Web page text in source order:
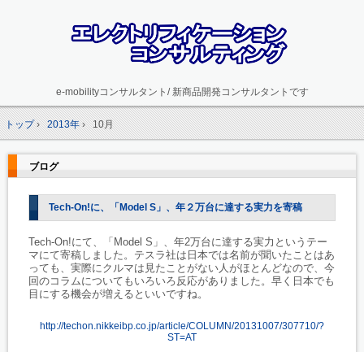
e-mobilityコンサルタント/ 新商品開発コンサルタントです
トップ› 2013年› 10月
ブログ
Tech-On!に、「Model S」、年２万台に達する実力を寄稿
Tech-On!にて、「Model S」、年2万台に達する実力というテー
マにて寄稿しました。テスラ社は日本では名前が聞いたことはあ
っても、実際にクルマは見たことがない人がほとんどなので、今
回のコラムについてもいろいろ反応がありました。早く日本でも
目にする機会が増えるといいですね。
http://techon.nikkeibp.co.jp/article/COLUMN/20131007/307710/?
ST=AT